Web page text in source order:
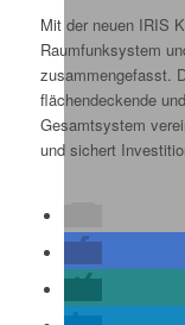
Mit der neuen IRIS
Raumfunksystem
zusammengefasst.
flächendeckende
Gesamtsystem
und sichert